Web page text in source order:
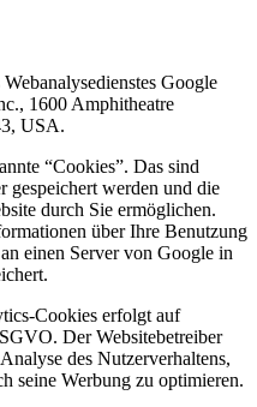
Google
1600 Amphitheatre
USA.
“Cookies”. Das sind
gespeichert werden und die
durch Sie ermöglichen.
über Ihre Benutzung
einen Server von Google in
Cookies erfolgt auf
Der Websitebetreiber
des Nutzerverhaltens,
seine Werbung zu optimieren.